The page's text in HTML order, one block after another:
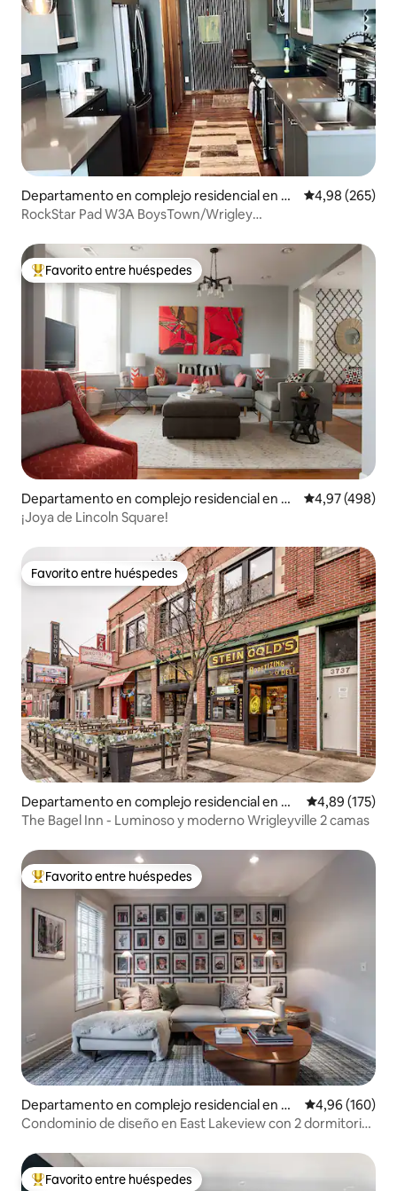
Departamento en complejo residencial en C
hicago
Calificación
4,98 (265)
RockStar Pad W3A BoysTown/Wrigley
Favorito entre los huéspedes más destacados
Favorito entre huéspedes
Departamento en complejo residencial en C
hicago
Calificación
4,97 (498)
¡Joya de Lincoln Square!
Favorito entre huéspedes
Favorito entre huéspedes
Departamento en complejo residencial en Ch
icago
Calificación
4,89 (175)
The Bagel Inn - Luminoso y moderno Wrigleyville 2 camas
Favorito entre los huéspedes más destacados
Favorito entre huéspedes
Departamento en complejo residencial en C
hicago
Calificación
4,96 (160)
Condominio de diseño en East Lakeview con 2 dormitorios
Favorito entre los huéspedes más destacados
Favorito entre huéspedes